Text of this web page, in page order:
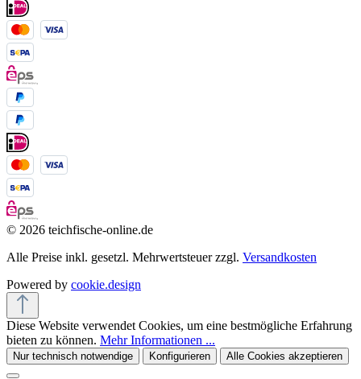
© 2026 teichfische-online.de
Alle Preise inkl. gesetzl. Mehrwertsteuer zzgl. Versandkosten
Powered by cookie.design
Diese Website verwendet Cookies, um eine bestmögliche Erfahrung
bieten zu können. Mehr Informationen ...
Nur technisch notwendige Konfigurieren Alle Cookies akzeptieren